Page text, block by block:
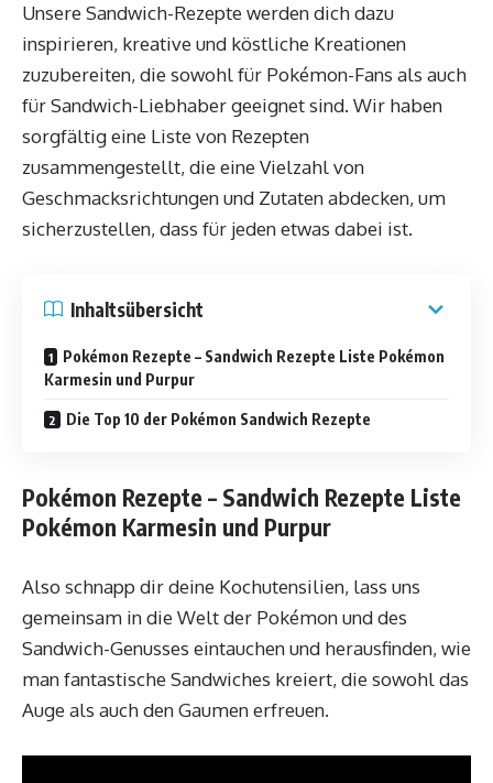
Unsere Sandwich-Rezepte werden dich dazu
inspirieren, kreative und köstliche Kreationen
zuzubereiten, die sowohl für Pokémon-Fans als auch
für Sandwich-Liebhaber geeignet sind. Wir haben
sorgfältig eine Liste von Rezepten
zusammengestellt, die eine Vielzahl von
Geschmacksrichtungen und Zutaten abdecken, um
sicherzustellen, dass für jeden etwas dabei ist.
Inhaltsübersicht
Pokémon Rezepte – Sandwich Rezepte Liste Pokémon
Karmesin und Purpur
Die Top 10 der Pokémon Sandwich Rezepte
Pokémon Rezepte – Sandwich Rezepte Liste
Pokémon Karmesin und Purpur
Also schnapp dir deine Kochutensilien, lass uns
gemeinsam in die Welt der Pokémon und des
Sandwich-Genusses eintauchen und herausfinden, wie
man fantastische Sandwiches kreiert, die sowohl das
Auge als auch den Gaumen erfreuen.